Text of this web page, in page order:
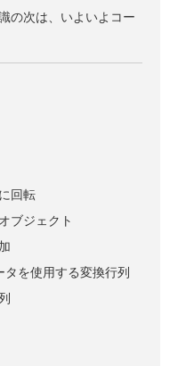
の次は、いよいよコー
回転
ブジェクト
タを使用する変換行列